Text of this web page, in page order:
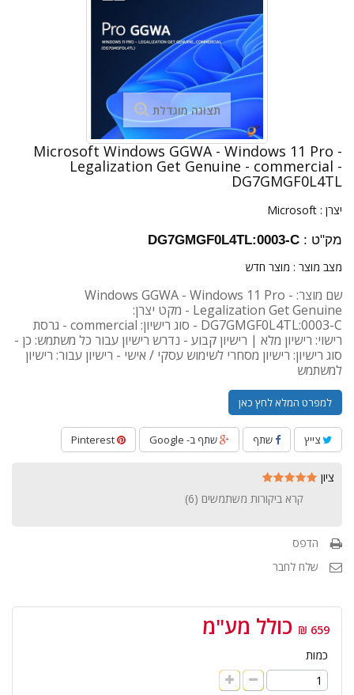
תצוגה מוגדלת
Microsoft Windows GGWA - Windows 11 Pro -
Legalization Get Genuine - commercial -
DG7GMGF0L4TL
יצרן : Microsoft
מק"ט : DG7GMGF0L4TL:0003-C
מצב מוצר : מוצר חדש
שם מוצר: Windows GGWA - Windows 11 Pro -
Legalization Get Genuine - מקט יצרן:
DG7GMGF0L4TL:0003-C - סוג רישיון: commercial - גרסת
רישוי: רישיון מלא | רישיון קבוע - נדרש רישיון עבור כל משתמש: כן -
סוג רישיון: רישיון מסחרי לשימוש עסקי / אישי - רישיון עבור: רישיון
למשתמש
למפרט המלא לחץ כאן
צייץ שתף שתף ב- Google
ציון
קרא ביקורות משתמשים (6
)
הדפס
שלח לחבר
659 ₪ כולל מע"מ
כמות